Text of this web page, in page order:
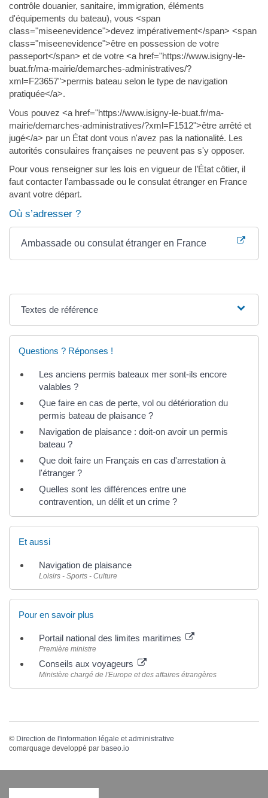
contrôle douanier, sanitaire, immigration, éléments
d'équipements du bateau), vous <span
class="miseenevidence">devez impérativement</span> <span
class="miseenevidence">être en possession de votre
passeport</span> et de votre <a href="https://www.isigny-le-
buat.fr/ma-mairie/demarches-administratives/?
xml=F23657">permis bateau selon le type de navigation
pratiquée</a>.
Vous pouvez <a href="https://www.isigny-le-buat.fr/ma-
mairie/demarches-administratives/?xml=F1512">être arrêté et
jugé</a> par un État dont vous n'avez pas la nationalité. Les
autorités consulaires françaises ne peuvent pas s'y opposer.
Pour vous renseigner sur les lois en vigueur de l’État côtier, il
faut contacter l’ambassade ou le consulat étranger en France
avant votre départ.
Où s’adresser ?
Ambassade ou consulat étranger en France
Textes de référence
Questions ? Réponses !
Les anciens permis bateaux mer sont-ils encore
valables ?
Que faire en cas de perte, vol ou détérioration du
permis bateau de plaisance ?
Navigation de plaisance : doit-on avoir un permis
bateau ?
Que doit faire un Français en cas d'arrestation à
l'étranger ?
Quelles sont les différences entre une
contravention, un délit et un crime ?
Et aussi
Navigation de plaisance
Loisirs - Sports - Culture
Pour en savoir plus
Portail national des limites maritimes
Première ministre
Conseils aux voyageurs
Ministère chargé de l'Europe et des affaires étrangères
© Direction de l'information légale et administrative
comarquage developpé par baseo.io